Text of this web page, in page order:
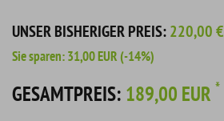
UNSER BISHERIGER PREIS:220,00 €
Sie sparen:31,00 EUR(-14%)
GESAMTPREIS: 189,00 EUR *